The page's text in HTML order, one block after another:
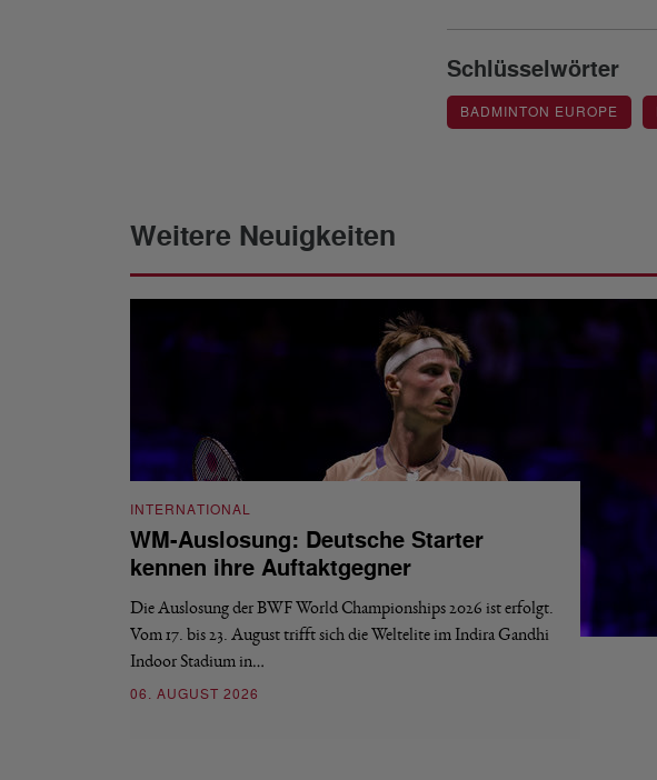
Schlüsselwörter
BADMINTON EUROPE
Weitere Neuigkeiten
INTERNATIONAL
WM-Auslosung: Deutsche Starter
kennen ihre Auftaktgegner
Die Auslosung der BWF World Championships 2026 ist erfolgt.
Vom 17. bis 23. August trifft sich die Weltelite im Indira Gandhi
Indoor Stadium in…
06. AUGUST 2026